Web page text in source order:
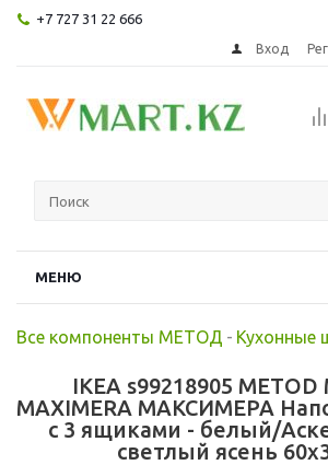
+7 727 31 22 666
Вход
МЕНЮ
Все компоненты МЕТОД -
IKEA s99218905
MAXIMERA МАКСИМЕРА
с 3 ящиками - белый/
светлый ясень